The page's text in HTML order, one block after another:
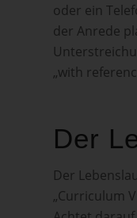
oder ein
der Anrede
„with
Der
Der
„Curriculum